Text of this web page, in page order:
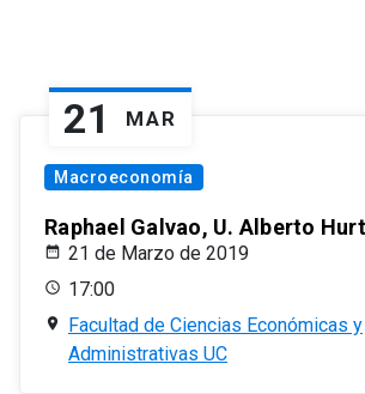
21 MAR
Macroeconomía
Raphael Galvao, U. Alberto
21 de Marzo de 2019
17:00
Facultad de Ciencias Económicas y
Administrativas UC